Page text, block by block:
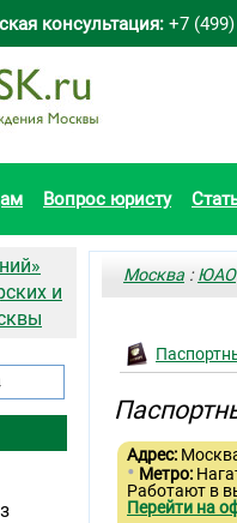
консультация: +7
Вопрос юристу
Москва :ЮАО
Адрес:
• Метро:
Работают в
Перейти на
и